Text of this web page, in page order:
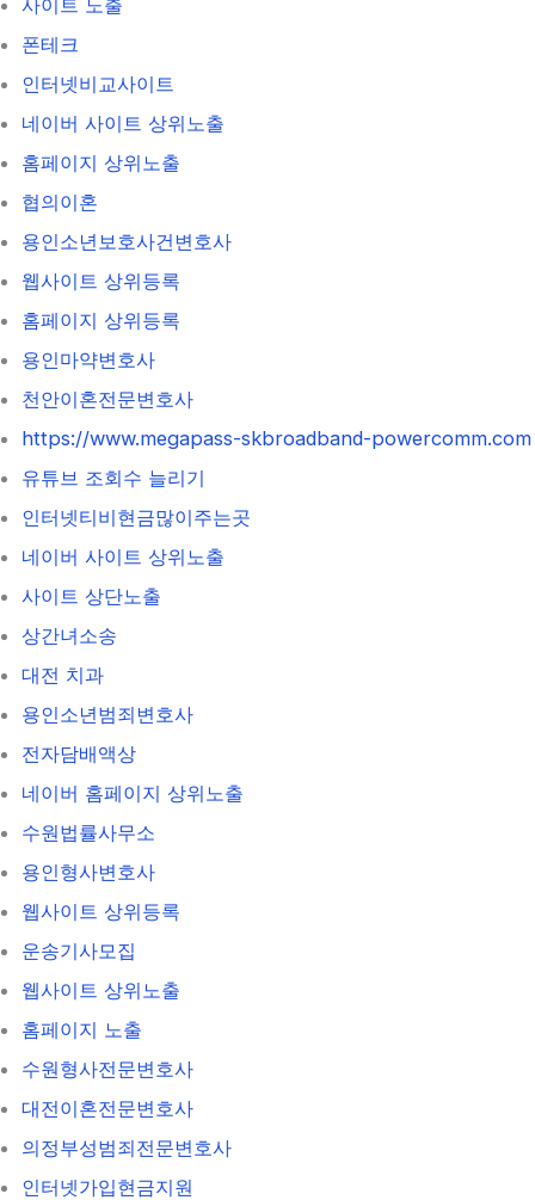
폰테크
인터넷비교사이트
네이버 사이트 상위노출
홈페이지 상위노출
협의이혼
용인소년보호사건변호사
웹사이트 상위등록
홈페이지 상위등록
용인마약변호사
천안이혼전문변호사
https://www.megapass-skbroadband-powercomm.com
유튜브 조회수 늘리기
인터넷티비현금많이주는곳
네이버 사이트 상위노출
사이트 상단노출
상간녀소송
대전 치과
용인소년범죄변호사
전자담배액상
네이버 홈페이지 상위노출
수원법률사무소
용인형사변호사
웹사이트 상위등록
운송기사모집
웹사이트 상위노출
홈페이지 노출
수원형사전문변호사
대전이혼전문변호사
의정부성범죄전문변호사
인터넷가입현금지원